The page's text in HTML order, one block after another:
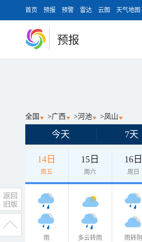
首页 预报 预警 雷达 云图 天气地图
预报
全国 >广西 >河池 >凤山
今天 7天
14日
周五
15日
周六
16日
周日
雨 多云转雨 雨转阴